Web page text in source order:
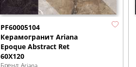
PF60005104
Керамогранит Ariana
Epoque Abstract Ret
60X120